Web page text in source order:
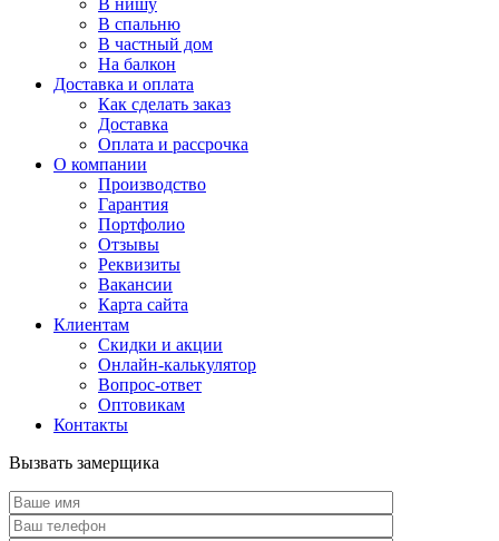
В нишу
В спальню
В частный дом
На балкон
Доставка и оплата
Как сделать заказ
Доставка
Оплата и рассрочка
О компании
Производство
Гарантия
Портфолио
Отзывы
Реквизиты
Вакансии
Карта сайта
Клиентам
Скидки и акции
Онлайн-калькулятор
Вопрос-ответ
Оптовикам
Контакты
Вызвать замерщика